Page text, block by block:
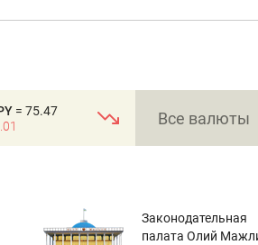
= 75.47
Все валюты
Законодательная
палата Олий